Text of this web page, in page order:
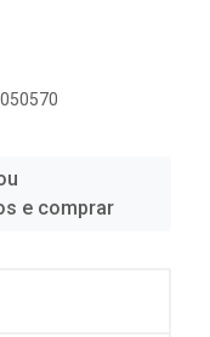
e comprar